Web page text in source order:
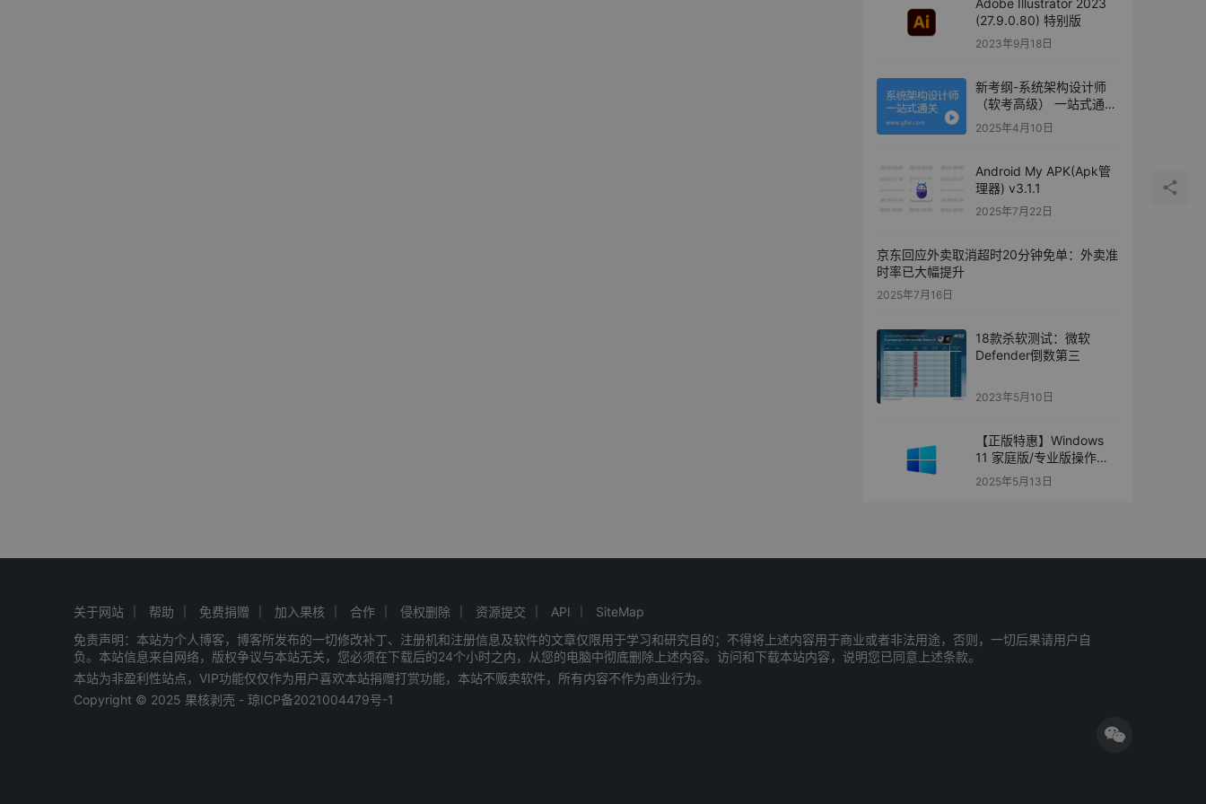
(27.9.0.80) 特别版
2023年9月18日
新考纲-系统架构设计师
（软考高级） 一站式通关
课程
2025年4月10日
Android My APK(Apk管
理器) v3.1.1
2025年7月22日
京东回应外卖取消超时20分钟免单：外卖准
时率已大幅提升
2025年7月16日
18款杀软测试：微软
Defender倒数第三
2023年5月10日
【正版特惠】Windows
11 家庭版/专业版操作系
统
2025年5月13日
关于网站 帮助 免费捐赠 加入果核 合作 侵权删除 资源提交 API
SiteMap
免责声明：本站为个人博客，博客所发布的一切修改补丁、注册机和注册信息及软件的文章仅限用于学习和研究目的；不得将上述内容用于商业或者非法用途，否则，一切后果请用户自
负。本站信息来自网络，版权争议与本站无关，您必须在下载后的24个小时之内，从您的电脑中彻底删除上述内容。访问和下载本站内容，说明您已同意上述条款。
本站为非盈利性站点，VIP功能仅仅作为用户喜欢本站捐赠打赏功能，本站不贩卖软件，所有内容不作为商业行为。
Copyright © 2025 果核剥壳 - 琼ICP备2021004479号-1